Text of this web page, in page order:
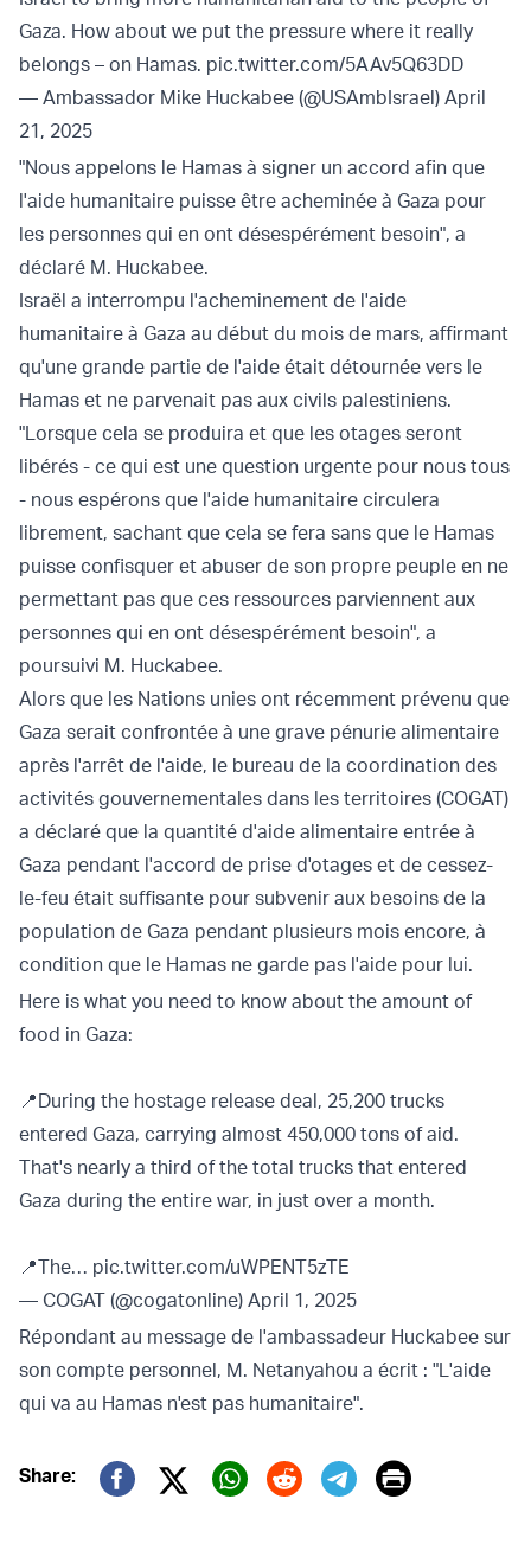
Gaza. How about we put the pressure where it really
belongs – on Hamas. pic.twitter.com/5AAv5Q63DD
— Ambassador Mike Huckabee (@USAmbIsrael) April
21, 2025
"Nous appelons le Hamas à signer un accord afin que
l'aide humanitaire puisse être acheminée à Gaza pour
les personnes qui en ont désespérément besoin", a
déclaré M. Huckabee.
Israël a interrompu l'acheminement de l'aide
humanitaire à Gaza au début du mois de mars, affirmant
qu'une grande partie de l'aide était détournée vers le
Hamas et ne parvenait pas aux civils palestiniens.
"Lorsque cela se produira et que les otages seront
libérés - ce qui est une question urgente pour nous tous
- nous espérons que l'aide humanitaire circulera
librement, sachant que cela se fera sans que le Hamas
puisse confisquer et abuser de son propre peuple en ne
permettant pas que ces ressources parviennent aux
personnes qui en ont désespérément besoin", a
poursuivi M. Huckabee.
Alors que les Nations unies ont récemment prévenu que
Gaza serait confrontée à une grave pénurie alimentaire
après l'arrêt de l'aide, le bureau de la coordination des
activités gouvernementales dans les territoires (COGAT)
a déclaré que la quantité d'aide alimentaire entrée à
Gaza pendant l'accord de prise d'otages et de cessez-
le-feu était suffisante pour subvenir aux besoins de la
population de Gaza pendant plusieurs mois encore, à
condition que le Hamas ne garde pas l'aide pour lui.
Here is what you need to know about the amount of
food in Gaza:
📍During the hostage release deal, 25,200 trucks
entered Gaza, carrying almost 450,000 tons of aid.
That's nearly a third of the total trucks that entered
Gaza during the entire war, in just over a month.
📍The… pic.twitter.com/uWPENT5zTE
— COGAT (@cogatonline) April 1, 2025
Répondant au message de l'ambassadeur Huckabee sur
son compte personnel, M. Netanyahou a écrit : "L'aide
qui va au Hamas n'est pas humanitaire".
Share:
Twitter (X)
Print